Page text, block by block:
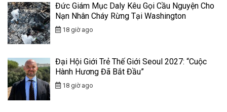
Đức Giám Mục Daly Kêu Gọi Cầu Nguyện Cho
Nạn Nhân Cháy Rừng Tại Washington
18 giờ ago
Đại Hội Giới Trẻ Thế Giới Seoul 2027: “Cuộc
Hành Hương Đã Bắt Đầu”
18 giờ ago